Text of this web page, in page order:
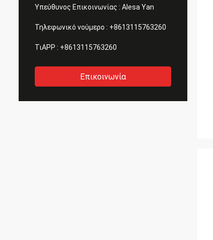
Υπεύθυνος Επικοινωνίας : Alesa Yan
Τηλεφωνικό νούμερο : +8613115763260
ΤιAPP : +8613115763260
Επικοινωνία